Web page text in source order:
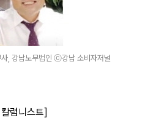
, 강남노무법인 ⓒ강남 소비자저널
럼니스트]